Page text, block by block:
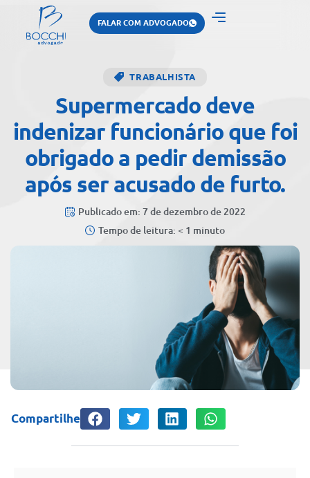
FALAR COM ADVOGADO
TRABALHISTA
Supermercado deve
indenizar funcionário que foi
obrigado a pedir demissão
após ser acusado de furto.
Publicado em: 7 de dezembro de 2022
Tempo de leitura: < 1 minuto
Compartilhe